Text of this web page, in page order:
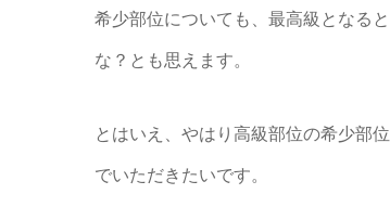
希少部位についても、最高級となる
な？とも思えます。
とはいえ、やはり高級部位の希少部
でいただきたいです。